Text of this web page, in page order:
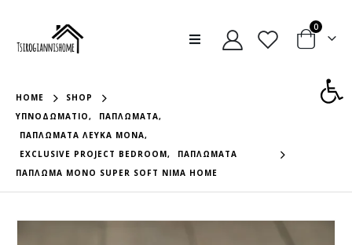
0
HOME
SHOP
ΥΠΝΟΔΩΜΆΤΙΟ, ΠΑΠΛΏΜΑΤΑ,
ΠΑΠΛΏΜΑΤΑ ΛΕΥΚΆ ΜΟΝΆ,
EXCLUSIVE PROJECT BEDROOM,
ΠΑΠΛΏΜΑΤΑ
ΠΑΠΛΩΜΑ ΜΟΝΟ SUPER SOFT NIMA HOME